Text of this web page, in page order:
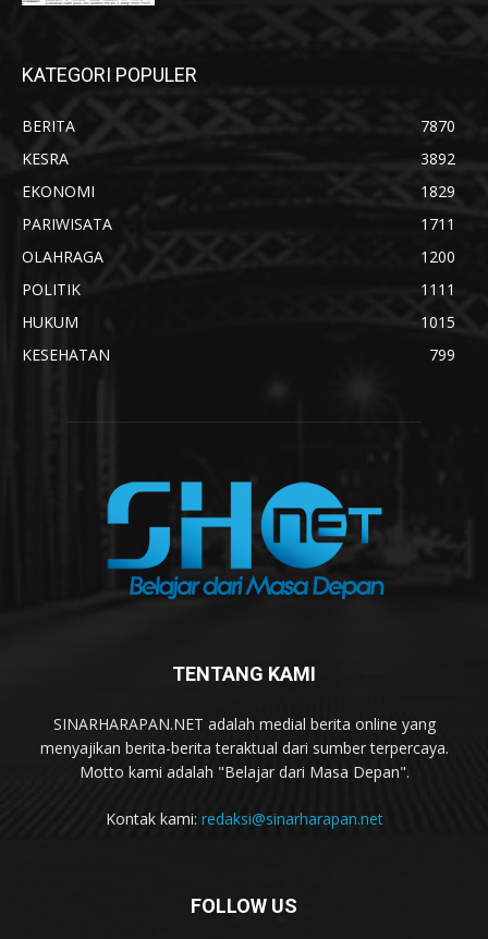
KATEGORI POPULER
BERITA
7870
KESRA
3892
EKONOMI
1829
PARIWISATA
1711
OLAHRAGA
1200
POLITIK
1111
HUKUM
1015
KESEHATAN
799
TENTANG KAMI
SINARHARAPAN.NET adalah medial berita online yang
menyajikan berita-berita teraktual dari sumber terpercaya.
Motto kami adalah "Belajar dari Masa Depan".
Kontak kami: redaksi@sinarharapan.net
FOLLOW US